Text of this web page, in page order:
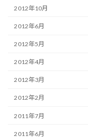
2012年10月
2012年6月
2012年5月
2012年4月
2012年3月
2012年2月
2011年7月
2011年6月